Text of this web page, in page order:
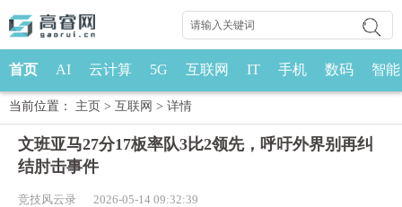
首页 AI 云计算 5G 互联网 IT 手机 数码 智能
当前位置： 主页 > 互联网 > 详情
文班亚马27分17板率队3比2领先，呼吁外界别再纠
结肘击事件
竞技风云录 2026-05-14 09:32:39